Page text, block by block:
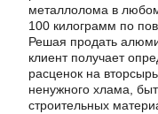
металлолома в
100 килограмм по
Решая продать
клиент получает
расценок на
ненужного хлама,
строительных